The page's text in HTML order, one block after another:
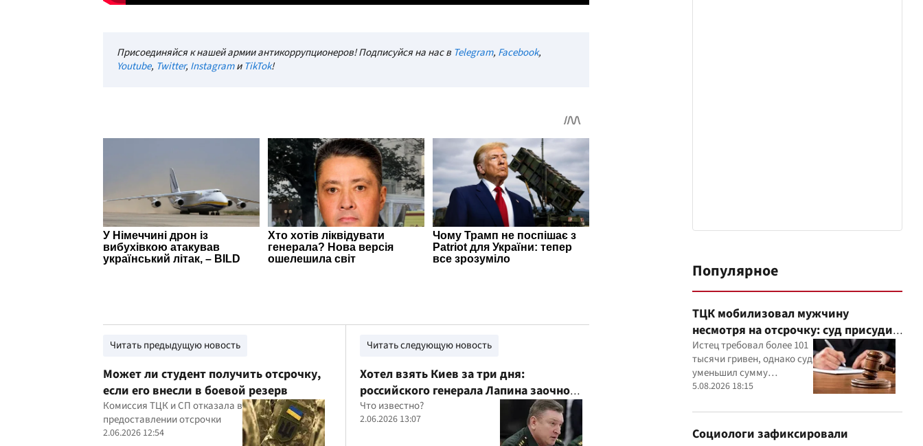
Присоединяйся к нашей армии антикоррупционеров! Подписуйся на нас в Telegram, Facebook,
Youtube, Twitter, InstagramиTikTok!
Читать предыдущую новость
Может ли студент получить отсрочку,
если его внесли в боевой резерв
Комиссия ТЦК и СП отказала в
предоставлении отсрочки
2.06.2026 12:54
Читать следующую новость
Хотел взять Киев за три дня:
российского генерала Лапина заочно
приговорили к пожизненному
заключению
Что известно?
2.06.2026 13:07
Популярное
ТЦК мобилизовал мужчину
несмотря на отсрочку: суд присудил
40 тысяч гривен компенсации
Истец требовал более 101
тысячи гривен, однако суд
уменьшил сумму
компенсации,
принципами разумности и
соразмерности
5.08.2026 18:15
Социологи зафиксировали